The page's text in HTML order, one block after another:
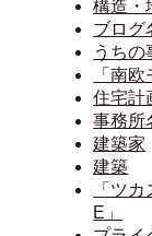
構造・
ブログ
うちの
「南
住宅計
事務所
建築家
建築
「ツ
E」